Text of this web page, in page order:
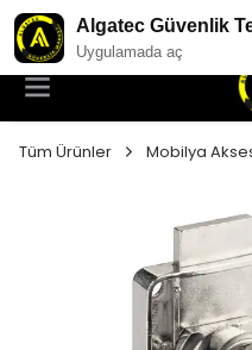
YENI NESIL
Tüm Ürünler Mobilya
Algatec Güvenlik
Uygulamada aç